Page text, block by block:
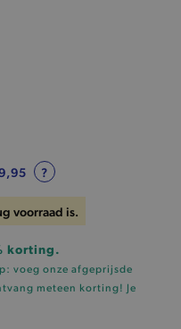
?
voorraad is.
korting.
voeg onze afgeprijsde
meteen korting! Je